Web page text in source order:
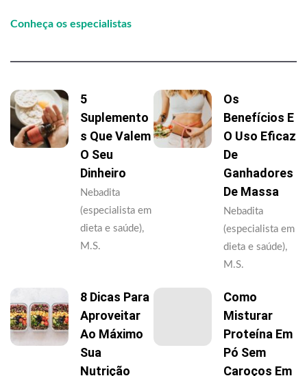
Conheça os especialistas
5
Suplemento
S Que Valem
O Seu
Dinheiro
Nebadita
(especialista em
dieta e saúde),
M.S.
Os
Benefícios E
O Uso Eficaz
De
Ganhadores
De Massa
Nebadita
(especialista em
dieta e saúde),
M.S.
8 Dicas Para
Aproveitar
Ao Máximo
Sua
Nutrição
Como
Misturar
Proteína Em
Pó Sem
Caroços Em